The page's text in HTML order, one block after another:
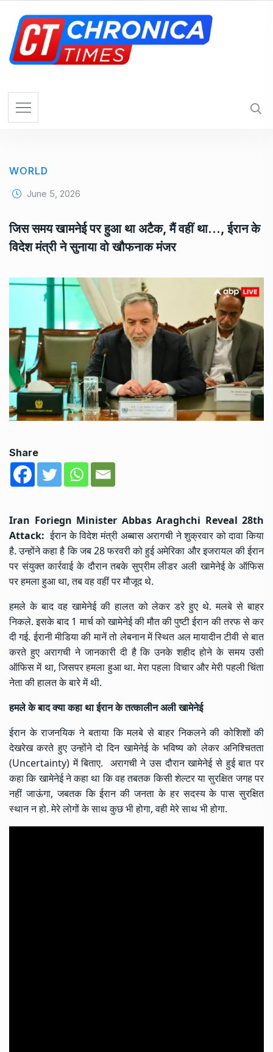
WORLD
June 5, 2026
जिस समय खामनेई पर हुआ था अटैक, मैं वहीं था…, ईरान के
विदेश मंत्री ने सुनाया वो खौफनाक मंजर
Share
Iran Foriegn Minister Abbas Araghchi Reveal 28th
Attack: ईरान के विदेश मंत्री अब्बास अरागची ने शुक्रवार को दावा किया
है. उन्होंने कहा है कि जब 28 फरवरी को हुई अमेरिका और इजरायल की ईरान
पर संयुक्त कार्रवाई के दौरान तबके सुप्रीम लीडर अली खामेनेई के ऑफिस
पर हमला हुआ था, तब वह वहीं पर मौजूद थे.
हमले के बाद वह खामेनेई की हालत को लेकर डरे हुए थे. मलबे से बाहर
निकले. इसके बाद 1 मार्च को खामेनेई की मौत की पुष्टी ईरान की तरफ से कर
दी गई. ईरानी मीडिया की मानें तो लेबनान में स्थित अल मायादीन टीवी से बात
करते हुए अरागची ने जानकारी दी है कि उनके शहीद होने के समय उसी
ऑफिस में था, जिसपर हमला हुआ था. मेरा पहला विचार और मेरी पहली चिंता
नेता की हालत के बारे में थी.
हमले के बाद क्या कहा था ईरान के तत्कालीन अली खामेनेई
ईरान के राजनयिक ने बताया कि मलबे से बाहर निकलने की कोशिशों की
देखरेख करते हुए उन्होंने दो दिन खामेनेई के भविष्य को लेकर अनिश्चितता
(Uncertainty) में बिताए. अरागची ने उस दौरान खामेनेई से हुई बात पर
कहा कि खामेनेई ने कहा था कि वह तबतक किसी शेल्टर या सुरक्षित जगह पर
नहीं जाऊंगा, जबतक कि ईरान की जनता के हर सदस्य के पास सुरक्षित
स्थान न हो. मेरे लोगों के साथ कुछ भी होगा, वही मेरे साथ भी होगा.